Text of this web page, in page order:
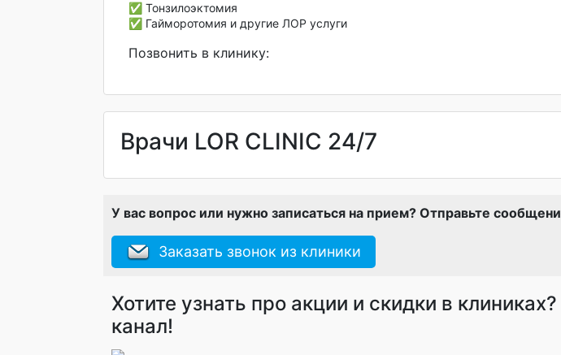
✅ Тонзилоэктомия
✅ Гайморотомия и другие ЛОР услуги
Позвонить в клинику:
Врачи LOR CLINIC 24/7
У вас вопрос или нужно записаться на прием? Отправьте
Заказать звонок из клиники
Хотите узнать про акции и скидки в
канал!